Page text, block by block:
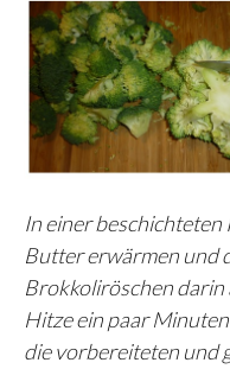
In einer beschichteten
Butter erwärmen und
Brokkoliröschen
Hitze ein paar
die vorbereiteten und